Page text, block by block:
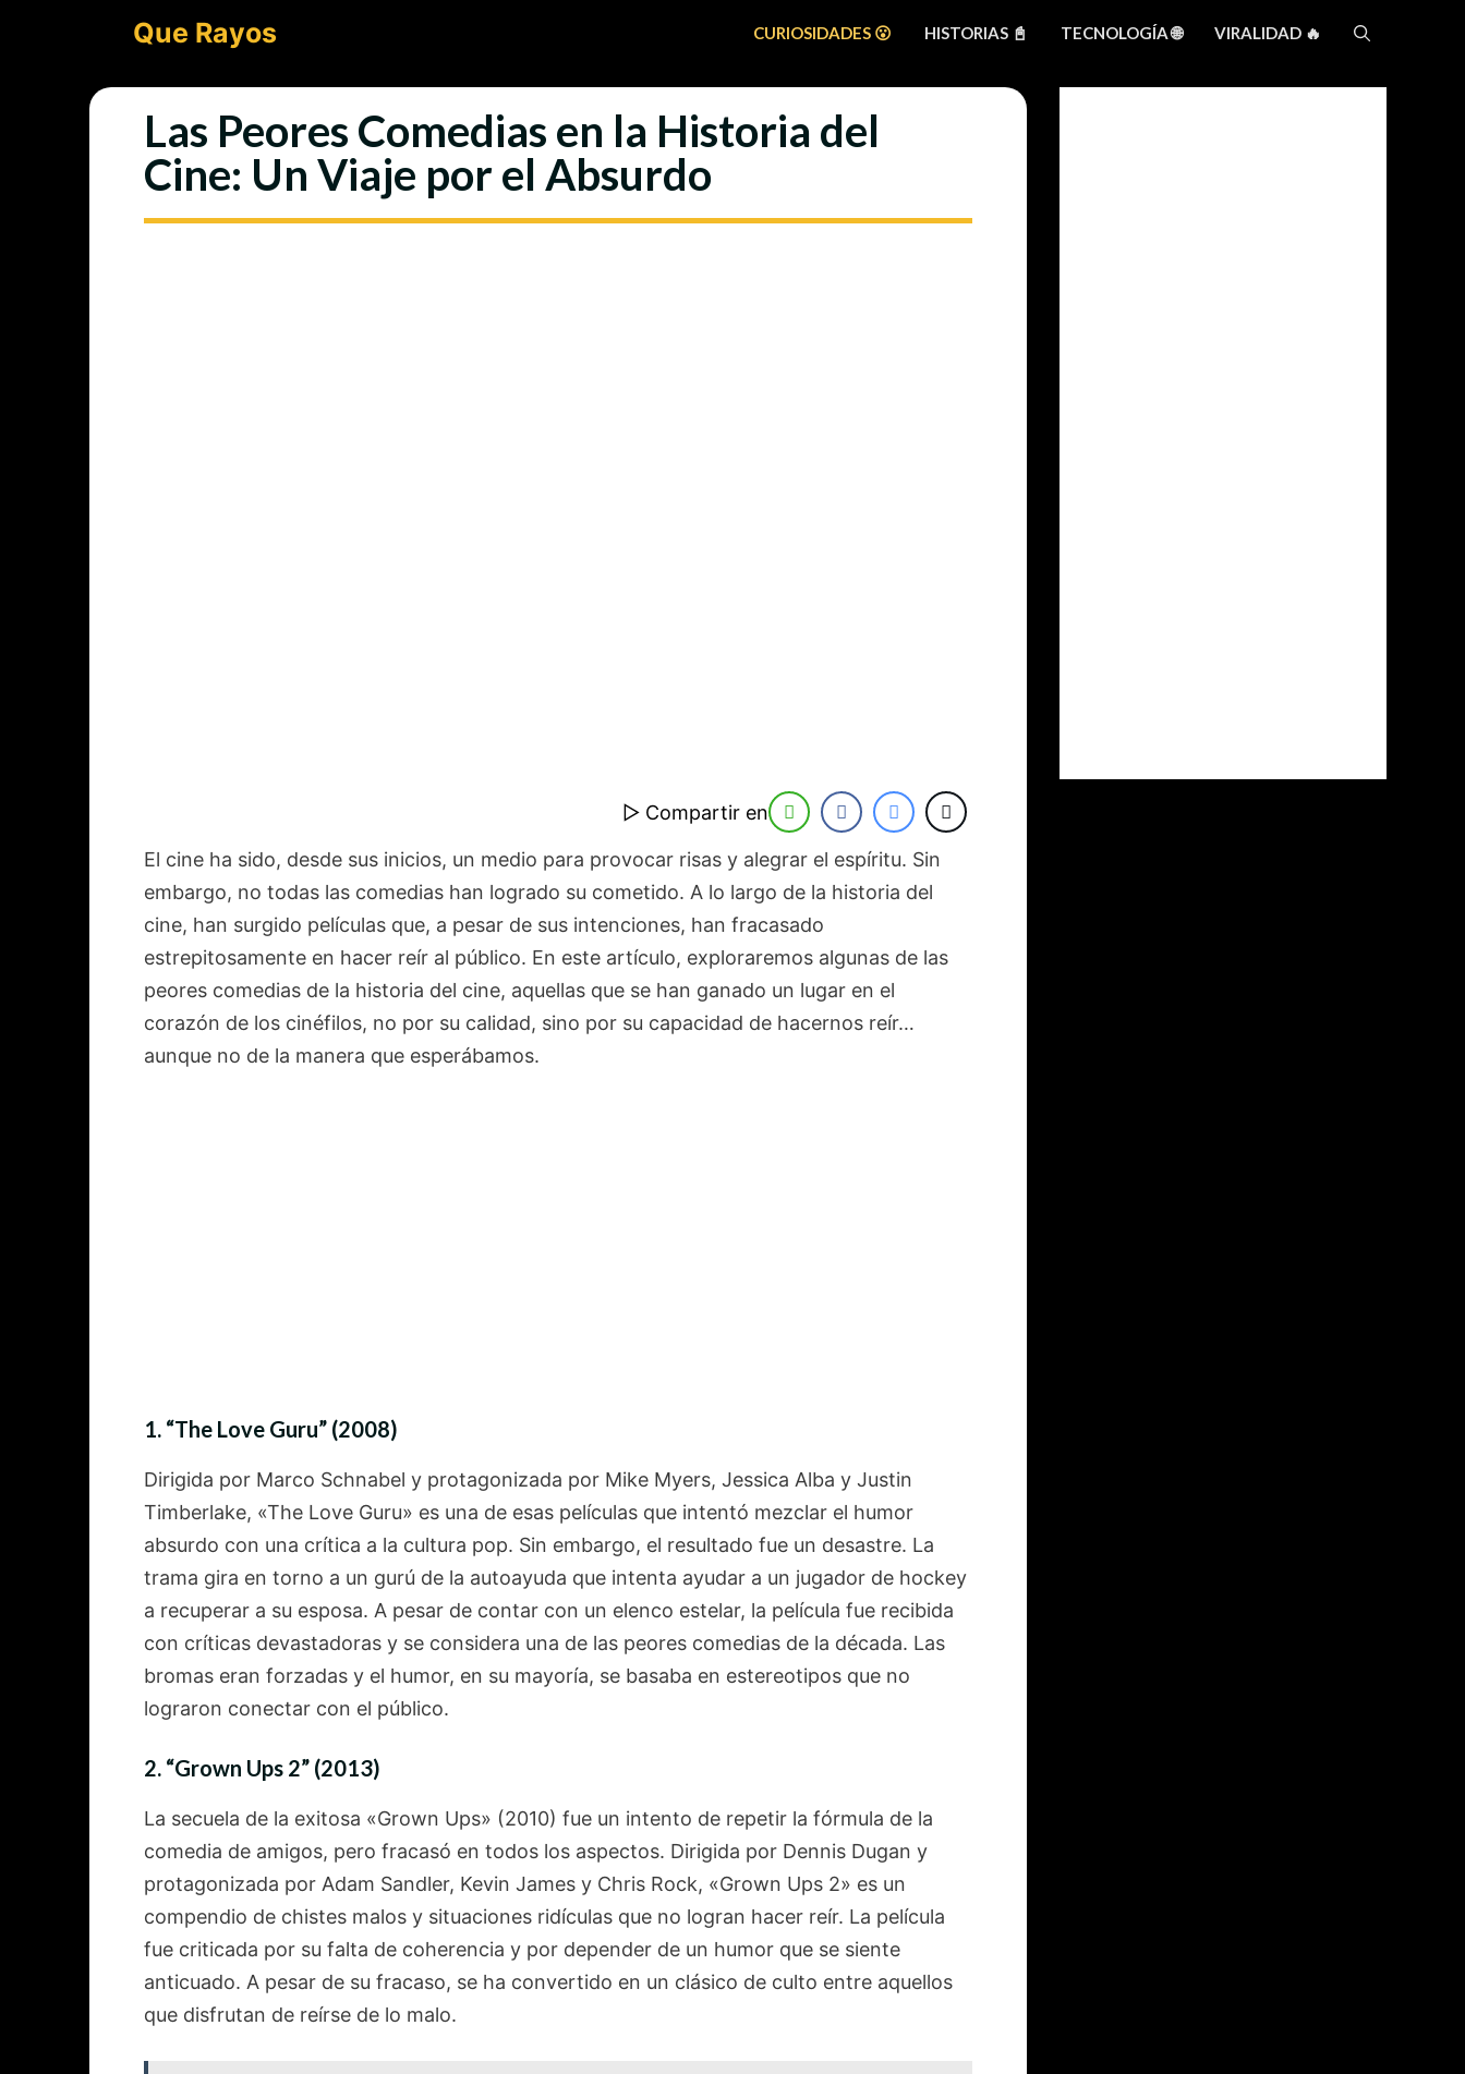
Que Rayos CURIOSIDADES 😮 HISTORIAS 📓 TECNOLOGÍA 🌐 VIRALIDAD 🔥
Las Peores Comedias en la Historia del
Cine: Un Viaje por el Absurdo
▷ Compartir en
El cine ha sido, desde sus inicios, un medio para provocar risas y alegrar el espíritu. Sin
embargo, no todas las comedias han logrado su cometido. A lo largo de la historia del
cine, han surgido películas que, a pesar de sus intenciones, han fracasado
estrepitosamente en hacer reír al público. En este artículo, exploraremos algunas de las
peores comedias de la historia del cine, aquellas que se han ganado un lugar en el
corazón de los cinéfilos, no por su calidad, sino por su capacidad de hacernos reír…
aunque no de la manera que esperábamos.
1. “The Love Guru” (2008)
Dirigida por Marco Schnabel y protagonizada por Mike Myers, Jessica Alba y Justin
Timberlake, «The Love Guru» es una de esas películas que intentó mezclar el humor
absurdo con una crítica a la cultura pop. Sin embargo, el resultado fue un desastre. La
trama gira en torno a un gurú de la autoayuda que intenta ayudar a un jugador de hockey
a recuperar a su esposa. A pesar de contar con un elenco estelar, la película fue recibida
con críticas devastadoras y se considera una de las peores comedias de la década. Las
bromas eran forzadas y el humor, en su mayoría, se basaba en estereotipos que no
lograron conectar con el público.
2. “Grown Ups 2” (2013)
La secuela de la exitosa «Grown Ups» (2010) fue un intento de repetir la fórmula de la
comedia de amigos, pero fracasó en todos los aspectos. Dirigida por Dennis Dugan y
protagonizada por Adam Sandler, Kevin James y Chris Rock, «Grown Ups 2» es un
compendio de chistes malos y situaciones ridículas que no logran hacer reír. La película
fue criticada por su falta de coherencia y por depender de un humor que se siente
anticuado. A pesar de su fracaso, se ha convertido en un clásico de culto entre aquellos
que disfrutan de reírse de lo malo.